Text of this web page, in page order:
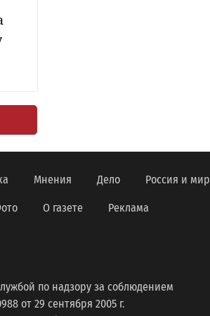
Мнения Дело Россия и мир
О газете Реклама
по надзору за соблюдением
от 29 сентября 2005 г.